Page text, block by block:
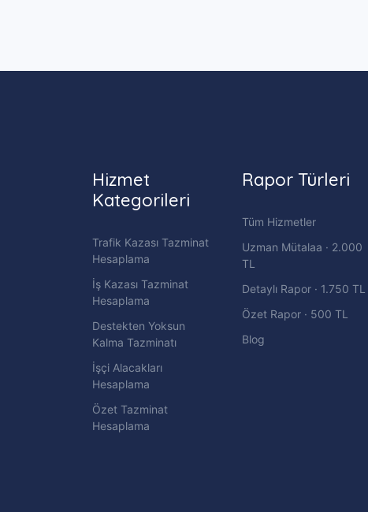
Hizmet
Kategorileri
Trafik Kazası Tazminat
Hesaplama
İş Kazası Tazminat
Hesaplama
Destekten Yoksun
Kalma Tazminatı
İşçi Alacakları
Hesaplama
Özet Tazminat
Hesaplama
Rapor Türleri
Tüm Hizmetler
Uzman Mütalaa · 2.000
TL
Detaylı Rapor · 1.750 TL
Özet Rapor · 500 TL
Blog